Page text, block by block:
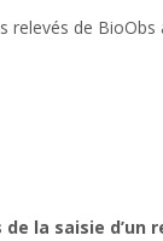
relevés de BioObs
de la saisie